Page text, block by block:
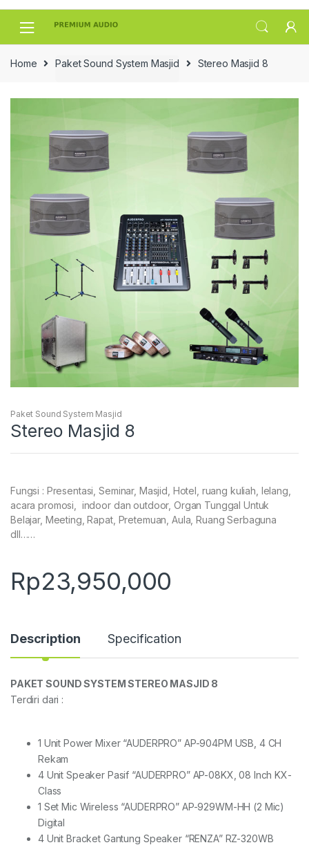
Skip
Skip
Home Paket Sound System Masjid Stereo Masjid 8
Paket Sound System Masjid
Stereo Masjid 8
Fungsi : Presentasi, Seminar, Masjid, Hotel, ruang kuliah, lelang,
acara promosi, indoor dan outdoor, Organ Tunggal Untuk
Belajar, Meeting, Rapat, Pretemuan, Aula, Ruang Serbaguna
dll……
Rp23,950,000
Description Specification
PAKET SOUND SYSTEM STEREO MASJID 8
Terdiri dari :
1 Unit Power Mixer “AUDERPRO” AP-904PM USB, 4 CH
Rekam
4 Unit Speaker Pasif “AUDERPRO” AP-08KX, 08 Inch KX-
Class
1 Set Mic Wireless “AUDERPRO” AP-929WM-HH (2 Mic)
Digital
4 Unit Bracket Gantung Speaker “RENZA” RZ-320WB